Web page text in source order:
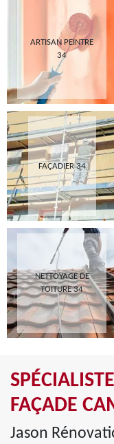
ARTISAN PEINTRE
34
FAÇADIER 34
NETTOYAGE DE
TOITURE 34
FAÇADE
Jason